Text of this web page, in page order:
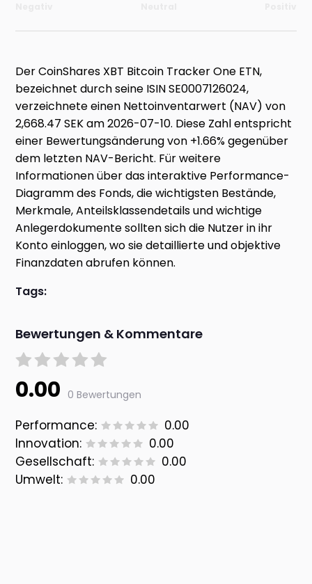
Der CoinShares XBT Bitcoin Tracker One ETN,
bezeichnet durch seine ISIN SE0007126024,
verzeichnete einen Nettoinventarwert (NAV) von
2,668.47 SEK am 2026-07-10. Diese Zahl entspricht
einer Bewertungsänderung von +1.66% gegenüber
dem letzten NAV-Bericht. Für weitere
Informationen über das interaktive Performance-
Diagramm des Fonds, die wichtigsten Bestände,
Merkmale, Anteilsklassendetails und wichtige
Anlegerdokumente sollten sich die Nutzer in ihr
Konto einloggen, wo sie detaillierte und objektive
Finanzdaten abrufen können.
Tags:
Bewertungen & Kommentare
0.00 0 Bewertungen
Performance:
0.00
Innovation:
0.00
Gesellschaft:
0.00
Umwelt:
0.00